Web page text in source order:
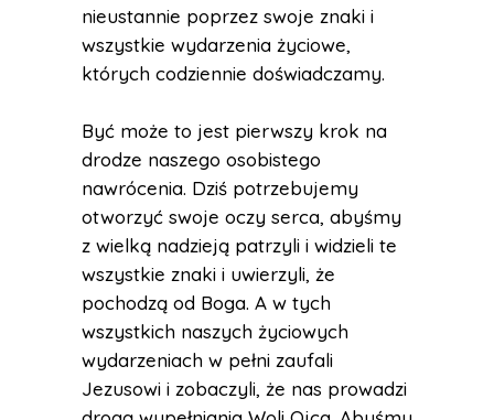
nieustannie poprzez swoje znaki i
wszystkie wydarzenia życiowe,
których codziennie doświadczamy.
Być może to jest pierwszy krok na
drodze naszego osobistego
nawrócenia. Dziś potrzebujemy
otworzyć swoje oczy serca, abyśmy
z wielką nadzieją patrzyli i widzieli te
wszystkie znaki i uwierzyli, że
pochodzą od Boga. A w tych
wszystkich naszych życiowych
wydarzeniach w pełni zaufali
Jezusowi i zobaczyli, że nas prowadzi